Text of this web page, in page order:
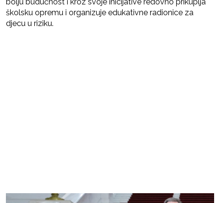
školsku opremu i organizuje edukativne radionice za
djecu u riziku.